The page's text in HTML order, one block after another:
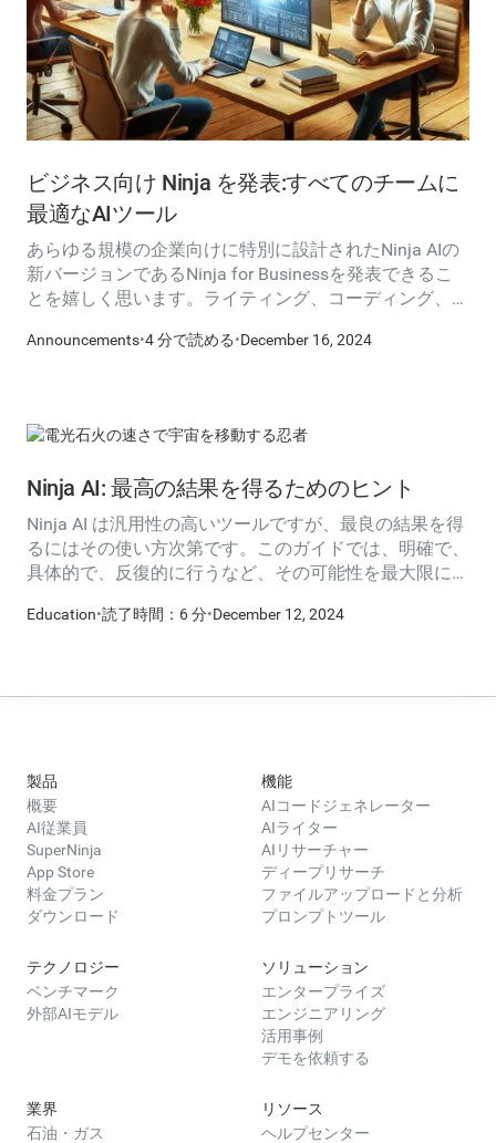
ビジネス向け Ninja を発表:すべてのチームに
最適なAIツール
あらゆる規模の企業向けに特別に設計されたNinja AIの
新バージョンであるNinja for Businessを発表できるこ
とを嬉しく思います。ライティング、コーディング、リ
強化しましょう。Ninja for Business は、組織の生産性
的なハードウェア上に構築されているため、他の AI プ
ロバイダーよりもはるかに少ない料金でご利用いただけ
Announcements•4 分で読める•December 16, 2024
Ninja AI: 最高の結果を得るためのヒント
Ninja AI は汎用性の高いツールですが、最良の結果を得
るにはその使い方次第です。このガイドでは、明確で、
具体的で、反復的に行うなど、その可能性を最大限に引
に役立つシンプルな戦略について説明します。早速見て
Education•読了時間：6 分•December 12, 2024
製品
概要
AI従業員
SuperNinja
App Store
料金プラン
ダウンロード
機能
AIコードジェネレーター
AIライター
AIリサーチャー
ディープリサーチ
ファイルアップロードと分析
プロンプトツール
テクノロジー
ベンチマーク
外部AIモデル
ソリューション
エンタープライズ
エンジニアリング
活用事例
デモを依頼する
業界
石油・ガス
リソース
ヘルプセンター